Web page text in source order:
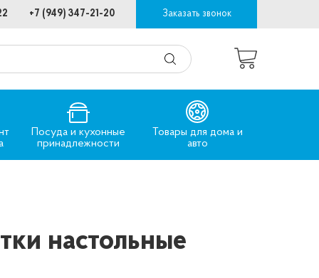
Заказать звонок
+7 (949) 347-21-20
Посуда и кухонные
принадлежности
Товары для дома и
авто
настольные